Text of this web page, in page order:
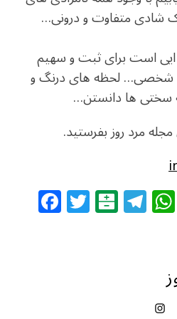
یک شادی متفاوت و درونی…
ایی است برای ثبت و سهیم
شخصی… لحظه های درنگ و
سختی ها دانستن…
مرد روز بفرستید.
F
a T
w B
al T
el
ra